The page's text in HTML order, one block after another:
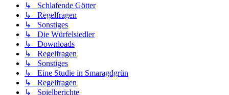
↳ Schlafende Götter
↳ Regelfragen
↳ Sonstiges
↳ Die Würfelsiedler
↳ Downloads
↳ Regelfragen
↳ Sonstiges
↳ Eine Studie in Smaragdgrün
↳ Regelfragen
↳ Spielberichte